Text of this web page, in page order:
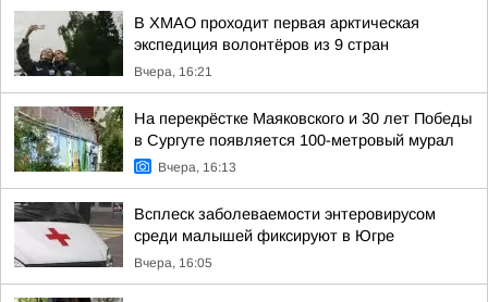
В ХМАО проходит первая арктическая
экспедиция волонтёров из 9 стран
Вчера, 16:21
На перекрёстке Маяковского и 30 лет Победы
в Сургуте появляется 100-метровый мурал
Вчера, 16:13
Всплеск заболеваемости энтеровирусом
среди малышей фиксируют в Югре
Вчера, 16:05